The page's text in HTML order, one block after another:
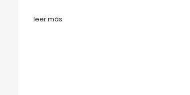
leer más